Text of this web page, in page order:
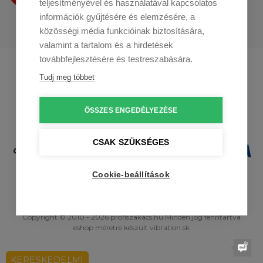
Profikuchar.sk
Profikuchař.cz
Copyright © 2010 - 2026 profiszakacs.hu Minden jog fenntartva
eshop méretre készült vibration.sk
KERESKEDELMI
teljesítményével és használatával kapcsolatos
információk gyűjtésére és elemzésére, a
közösségi média funkcióinak biztosítására,
valamint a tartalom és a hirdetések
továbbfejlesztésére és testreszabására.
Tudj meg többet
ÖSSZES ENGEDÉLYEZÉSE
CSAK SZÜKSÉGES
Cookie-beállítások